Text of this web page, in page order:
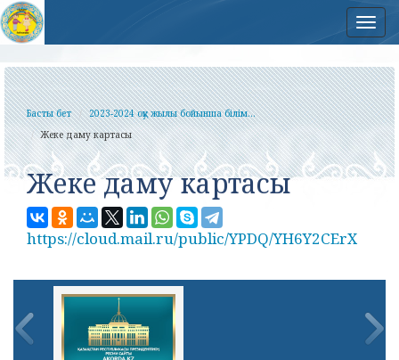
Басты бет
2023-2024 оқу жылы бойынша білім...
Жеке даму картасы
Жеке даму картасы
https://cloud.mail.ru/public/YPDQ/YH6Y2CErX